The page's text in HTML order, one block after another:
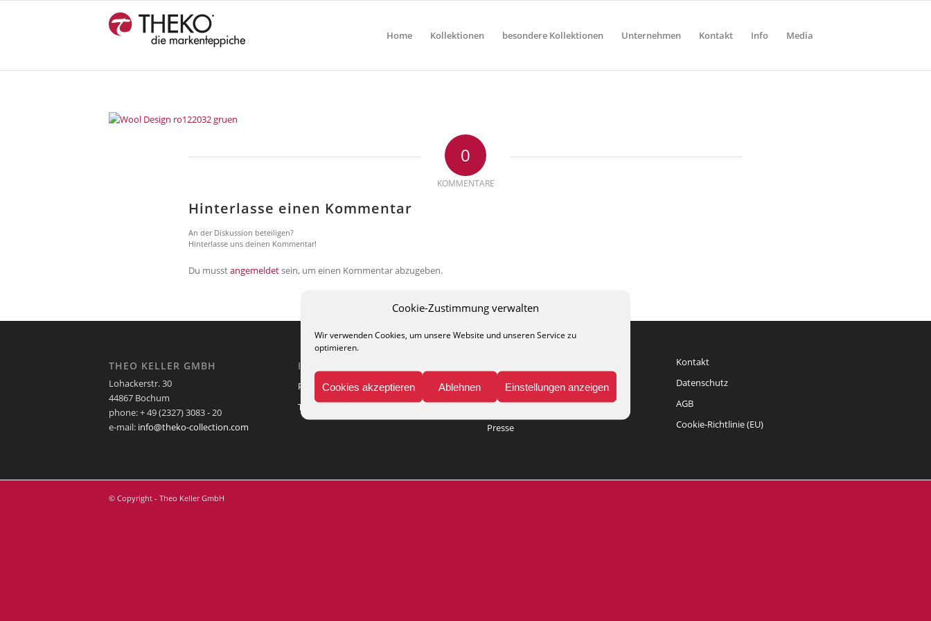
Cookie-Zustimmung verwalten
Wir verwenden Cookies, um unsere Website und unseren Service zu
optimieren.
Cookies akzeptieren Ablehnen Einstellungen anzeigen
Home Kollektionen besondere Kollektionen Unternehmen Kontakt Info Media
0
KOMMENTARE
Hinterlasse einen Kommentar
An der Diskussion beteiligen?
Hinterlasse uns deinen Kommentar!
Du musstangemeldetsein, um einen Kommentar abzugeben.
THEO KELLER GMBH
Lohackerstr. 30
44867 Bochum
phone: + 49 (2327) 3083 - 20
e-mail: info@theko-collection.com
INFO
Pflegehinweise
Teppich-Lexikon
Kataloge
Katalog anfordern
Presse
Kontakt
Datenschutz
AGB
Cookie-Richtlinie (EU)
© Copyright - Theo Keller GmbH